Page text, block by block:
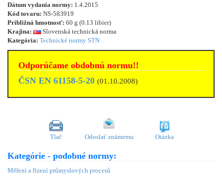
Dátum vydania normy: 1.4.2015
Kód tovaru: NS-583919
Približná hmotnosť: 60 g (0.13 libier)
Krajina:
Slovenská technická norma
Kategória: Technické normy STN
Odporúčame obdobnú normu!!
ČSN EN 61158-5-20 (01.10.2008)
Tlač Odoslať známemu Otázka
Kategórie - podobné normy:
Měření a řízení průmyslových procesů